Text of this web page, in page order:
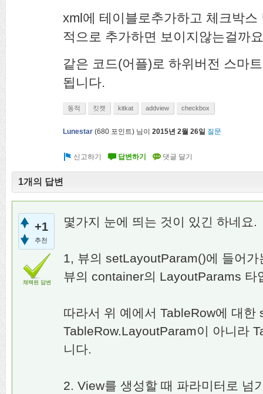
xml에 테이블로추가하고 체크박
적으로 추가하면 보이지않는걸까
같은 코드(어플)로 하위버전 스마
됩니다.
동적 킷캣 kitkat addview checkbox
Lunestar (680 포인트) 님이 2015년 2월 26일 질문
1개의 답변
+1
추천
채택된 답변
몇가지 눈에 띄는 것이 있긴 하네요.
1, 뷰의 setLayoutParam()에 들어
뷰의 container의 LayoutParams 타
따라서 위 예에서 TableRow에 대
TableRow.LayoutParam이 아니라
니다.
2. View를 생성할 때 파라미터로 넘